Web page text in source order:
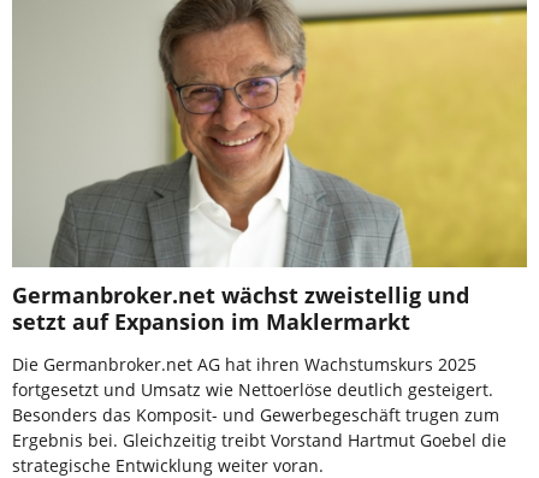
Germanbroker.net wächst zweistellig und
setzt auf Expansion im Maklermarkt
Die Germanbroker.net AG hat ihren Wachstumskurs 2025
fortgesetzt und Umsatz wie Nettoerlöse deutlich gesteigert.
Besonders das Komposit- und Gewerbegeschäft trugen zum
Ergebnis bei. Gleichzeitig treibt Vorstand Hartmut Goebel die
strategische Entwicklung weiter voran.